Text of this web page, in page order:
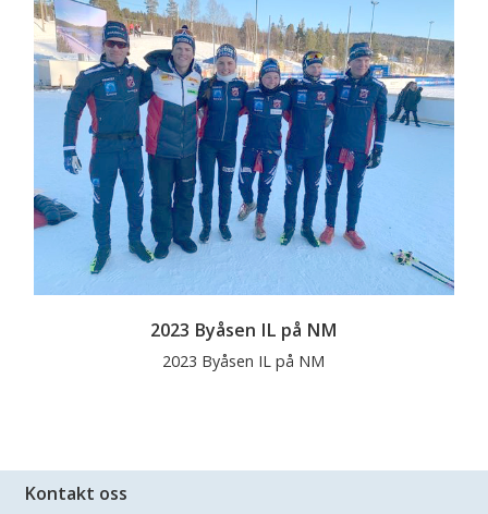
2023 Byåsen IL på NM
2023 Byåsen IL på NM
Kontakt oss